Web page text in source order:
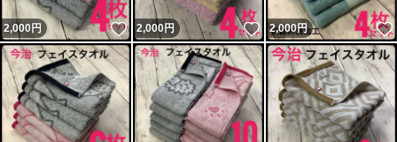
2,000円 いいね！
2,000円 いいね！
2,000円